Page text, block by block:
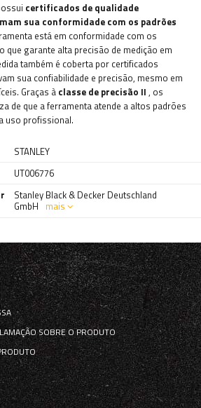
certificados de qualidade
sua conformidade com os padrões
está em conformidade com os
que garante alta precisão de medição em
também é coberta por certificados
sua confiabilidade e precisão, mesmo em
Graças à classe de precisão II , os
de que a ferramenta atende a altos padrões
uso profissional.
STANLEY
UT006776
Stanley Black & Decker Deutschland
GmbH mais
SOBRE O PRODUTO